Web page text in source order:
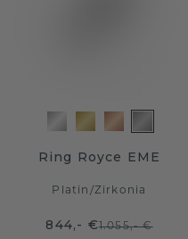
Ring Royce EME
Platin /Zirkonia
844,- €1.055,- €